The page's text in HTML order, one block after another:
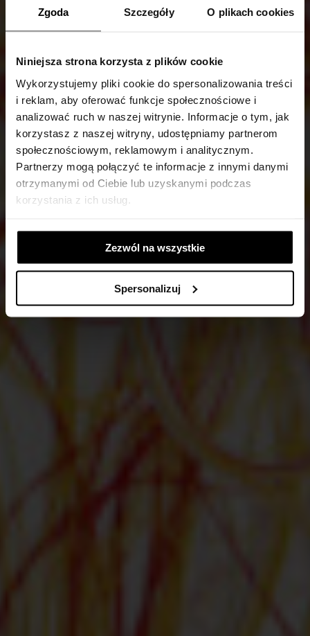
Zgoda Szczegóły O plikach cookies
Niniejsza strona korzysta z plików cookie
Wykorzystujemy pliki cookie do spersonalizowania treści
i reklam, aby oferować funkcje społecznościowe i
analizować ruch w naszej witrynie. Informacje o tym, jak
korzystasz z naszej witryny, udostępniamy partnerom
społecznościowym, reklamowym i analitycznym.
Partnerzy mogą połączyć te informacje z innymi danymi
otrzymanymi od Ciebie lub uzyskanymi podczas
korzystania z ich usług.
Zezwól na wszystkie
Spersonalizuj
UTERI MIGRANTES
21ST CIAŁO/UMYSŁ - INTERNATIONAL
FESTIVAL OF THE ART OF DANCE AND
PERFORMANCE (2022)